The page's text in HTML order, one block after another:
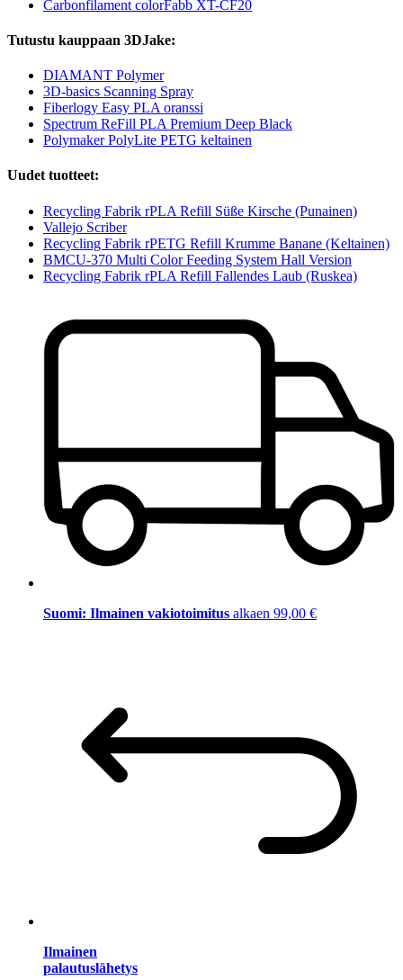
Carbonfilament colorFabb XT-CF20
Tutustu kauppaan 3DJake:
DIAMANT Polymer
3D-basics Scanning Spray
Fiberlogy Easy PLA oranssi
Spectrum ReFill PLA Premium Deep Black
Polymaker PolyLite PETG keltainen
Uudet tuotteet:
Recycling Fabrik rPLA Refill Süße Kirsche (Punainen)
Vallejo Scriber
Recycling Fabrik rPETG Refill Krumme Banane (Keltainen)
BMCU-370 Multi Color Feeding System Hall Version
Recycling Fabrik rPLA Refill Fallendes Laub (Ruskea)
Suomi: Ilmainen vakiotoimitus alkaen 99,00 €
Ilmainen
palautuslähetys